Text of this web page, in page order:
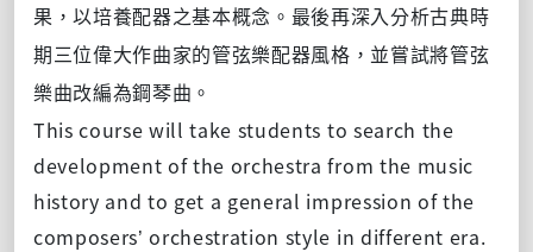
果，以培養配器之基本概念。最後再深入分析古典時
期三位偉大作曲家的管弦樂配器風格，並嘗試將管弦
樂曲改編為鋼琴曲。
This course will take students to search the
development of the orchestra from the music
history and to get a general impression of the
composers’ orchestration style in different era.